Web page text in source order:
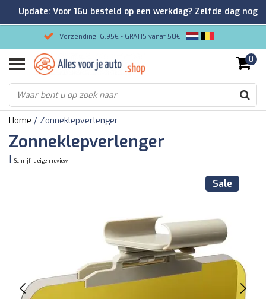
Verzending: 6,95€ - GRATIS vanaf 50€
Gemakkelijk bestellen/Veilig betalen
9.2/10 Klantenrating via Kiyoh!
0
Home / Zonneklepverlenger
Zonneklepverlenger
Schrijf je eigen review
Sale
Update: Voor 16u besteld op een werkdag? Zelfde dag nog
verzonden!